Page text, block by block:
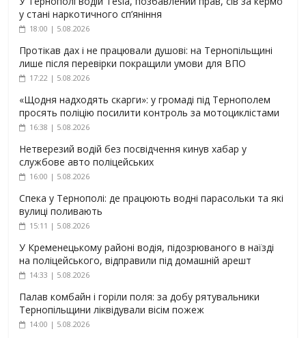
у стані наркотичного сп’яніння
18:00 | 5.08.2026
Протікав дах і не працювали душові: на Тернопільщині
лише після перевірки покращили умови для ВПО
17:22 | 5.08.2026
«Щодня надходять скарги»: у громаді під Тернополем
просять поліцію посилити контроль за мотоциклістами
16:38 | 5.08.2026
Нетверезий водій без посвідчення кинув хабар у
службове авто поліцейських
16:00 | 5.08.2026
Спека у Тернополі: де працюють водні парасольки та які
вулиці поливають
15:11 | 5.08.2026
У Кременецькому районі водія, підозрюваного в наїзді
на поліцейського, відправили під домашній арешт
14:33 | 5.08.2026
Палав комбайн і горіли поля: за добу рятувальники
Тернопільщини ліквідували вісім пожеж
14:00 | 5.08.2026